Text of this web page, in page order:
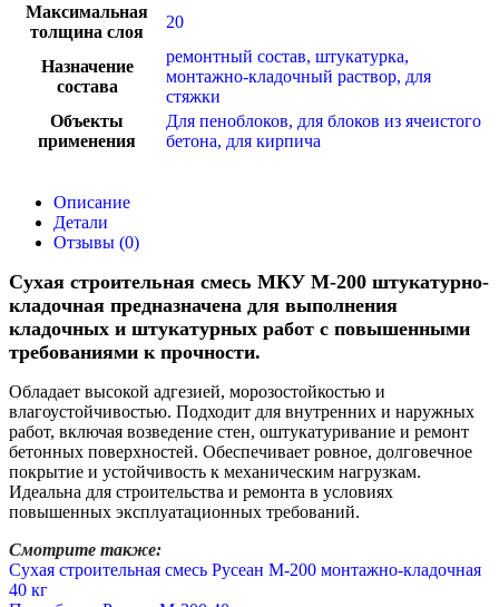
Максимальная
толщина слоя
20
Назначение
состава
ремонтный состав, штукатурка,
монтажно-кладочный раствор, для
стяжки
Объекты
применения
Для пеноблоков, для блоков из ячеистого
бетона, для кирпича
Описание
Детали
Отзывы (0)
Сухая строительная смесь МКУ М-200 штукатурно-
кладочная предназначена для выполнения
кладочных и штукатурных работ с повышенными
требованиями к прочности.
Обладает высокой адгезией, морозостойкостью и
влагоустойчивостью. Подходит для внутренних и наружных
работ, включая возведение стен, оштукатуривание и ремонт
бетонных поверхностей. Обеспечивает ровное, долговечное
покрытие и устойчивость к механическим нагрузкам.
Идеальна для строительства и ремонта в условиях
повышенных эксплуатационных требований.
Смотрите также:
Сухая строительная смесь Русеан М-200 монтажно-кладочная
40 кг